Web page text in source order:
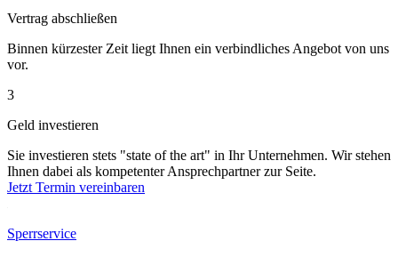
Vertrag abschließen
Binnen kürzester Zeit liegt Ihnen ein verbindliches Angebot von uns
vor.
3
Geld investieren
Sie investieren stets "state of the art" in Ihr Unternehmen. Wir stehen
Ihnen dabei als kompetenter Ansprechpartner zur Seite.
Jetzt Termin vereinbaren
Sperrservice